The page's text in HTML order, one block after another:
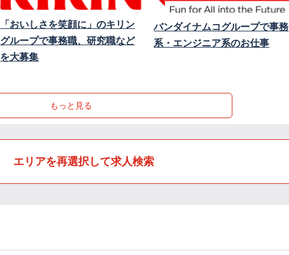
「おいしさを笑顔に」のキリン
グループで事務職、研究職など
を大募集
バンダイナムコグループで事務
系・エンジニア系のお仕事
もっと見る
エリアを再選択して求人検索